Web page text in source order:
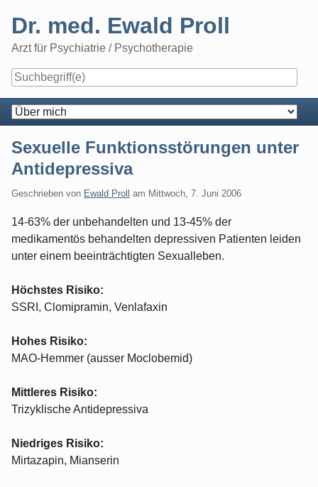
content
Dr. med. Ewald Proll
Arzt für Psychiatrie / Psychotherapie
Navigation
Sexuelle Funktionsstörungen unter
Antidepressiva
Geschrieben von Ewald Proll am Mittwoch, 7. Juni 2006
14-63% der unbehandelten und 13-45% der
medikamentös behandelten depressiven Patienten leiden
unter einem beeinträchtigten Sexualleben.
Höchstes Risiko:
SSRI, Clomipramin, Venlafaxin
Hohes Risiko:
MAO-Hemmer (ausser Moclobemid)
Mittleres Risiko:
Trizyklische Antidepressiva
Niedriges Risiko:
Mirtazapin, Mianserin